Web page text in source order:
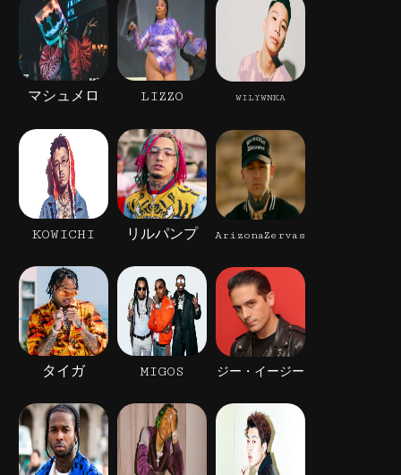
マシュメロ LIZZO WILYWNKA
KOWICHI リルパンプ ArizonaZervas
タイガ MIGOS ジー・イージー